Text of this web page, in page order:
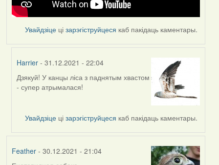
Увайдзіце цізарэгіструйцеся каб пакідаць каментары.
Harrier - 31.12.2021 - 22:04
In
reply
Feather
Дзякуй! У канцы ліса з паднятым хвастом
- супер атрымалася!
Увайдзіце цізарэгіструйцеся каб пакідаць каментары.
Feather- 30.12.2021 - 21:04